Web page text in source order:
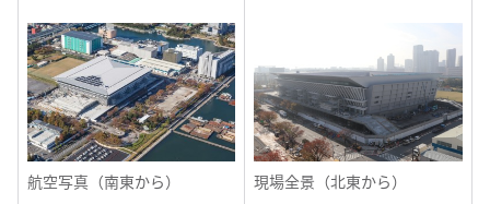
航空写真（南東から） 現場全景（北東から）